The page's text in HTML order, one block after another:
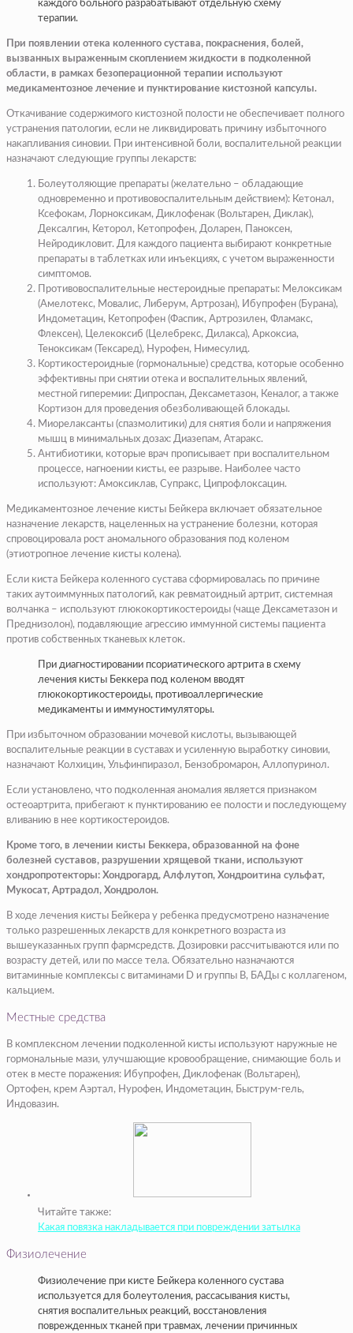
каждого больного разрабатывают отдельную схему
терапии.
При появлении отека коленного сустава, покраснения, болей,
вызванных выраженным скоплением жидкости в подколенной
области, в рамках безоперационной терапии используют
медикаментозное лечение и пунктирование кистозной капсулы.
Откачивание содержимого кистозной полости не обеспечивает полного
устранения патологии, если не ликвидировать причину избыточного
накапливания синовии. При интенсивной боли, воспалительной реакции
назначают следующие группы лекарств:
Болеутоляющие препараты (желательно – обладающие
одновременно и противовоспалительным действием): Кетонал,
Ксефокам, Лорноксикам, Диклофенак (Вольтарен, Диклак),
Дексалгин, Кеторол, Кетопрофен, Доларен, Паноксен,
Нейродикловит. Для каждого пациента выбирают конкретные
препараты в таблетках или инъекциях, с учетом выраженности
симптомов.
Противовоспалительные нестероидные препараты: Мелоксикам
(Амелотекс, Мовалис, Либерум, Артрозан), Ибупрофен (Бурана),
Индометацин, Кетопрофен (Фаспик, Артрозилен, Фламакс,
Флексен), Целекоксиб (Целебрекс, Дилакса), Аркоксиа,
Теноксикам (Тексаред), Нурофен, Нимесулид.
Кортикостероидные (гормональные) средства, которые особенно
эффективны при снятии отека и воспалительных явлений,
местной гиперемии: Дипроспан, Дексаметазон, Кеналог, а также
Кортизон для проведения обезболивающей блокады.
Миорелаксанты (спазмолитики) для снятия боли и напряжения
мышц в минимальных дозах: Диазепам, Атаракс.
Антибиотики, которые врач прописывает при воспалительном
процессе, нагноении кисты, ее разрыве. Наиболее часто
используют: Амоксиклав, Супракс, Ципрофлоксацин.
Медикаментозное лечение кисты Бейкера включает обязательное
назначение лекарств, нацеленных на устранение болезни, которая
спровоцировала рост аномального образования под коленом
(этиотропное лечение кисты колена).
Если киста Бейкера коленного сустава сформировалась по причине
таких аутоиммунных патологий, как ревматоидный артрит, системная
волчанка – используют глюкокортикостероиды (чаще Дексаметазон и
Преднизолон), подавляющие агрессию иммунной системы пациента
против собственных тканевых клеток.
При диагностировании псориатического артрита в схему
лечения кисты Беккера под коленом вводят
глюкокортикостероиды, противоаллергические
медикаменты и иммуностимуляторы.
При избыточном образовании мочевой кислоты, вызывающей
воспалительные реакции в суставах и усиленную выработку синовии,
назначают Колхицин, Ульфинпиразол, Бензобромарон, Аллопуринол.
Если установлено, что подколенная аномалия является признаком
остеоартрита, прибегают к пунктированию ее полости и последующему
вливанию в нее кортикостероидов.
Кроме того, в лечении кисты Беккера, образованной на фоне
болезней суставов, разрушении хрящевой ткани, используют
хондропротекторы: Хондрогард, Алфлутоп, Хондроитина сульфат,
Мукосат, Артрадол, Хондролон.
В ходе лечения кисты Бейкера у ребенка предусмотрено назначение
только разрешенных лекарств для конкретного возраста из
вышеуказанных групп фармсредств. Дозировки рассчитываются или по
возрасту детей, или по массе тела. Обязательно назначаются
витаминные комплексы с витаминами D и группы B, БАДы с коллагеном,
кальцием.
Местные средства
В комплексном лечении подколенной кисты используют наружные не
гормональные мази, улучшающие кровообращение, снимающие боль и
отек в месте поражения: Ибупрофен, Диклофенак (Вольтарен),
Ортофен, крем Аэртал, Нурофен, Индометацин, Быструм-гель,
Индовазин.
Читайте также:
Какая повязка накладывается при повреждении затылка
Физиолечение
Физиолечение при кисте Бейкера коленного сустава
используется для болеутоления, рассасывания кисты,
снятия воспалительных реакций, восстановления
поврежденных тканей при травмах, лечении причинных